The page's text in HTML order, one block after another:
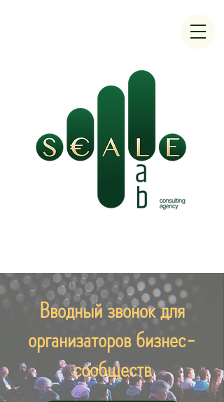
Вводный звонок для
организаторов бизнес-
сообществ